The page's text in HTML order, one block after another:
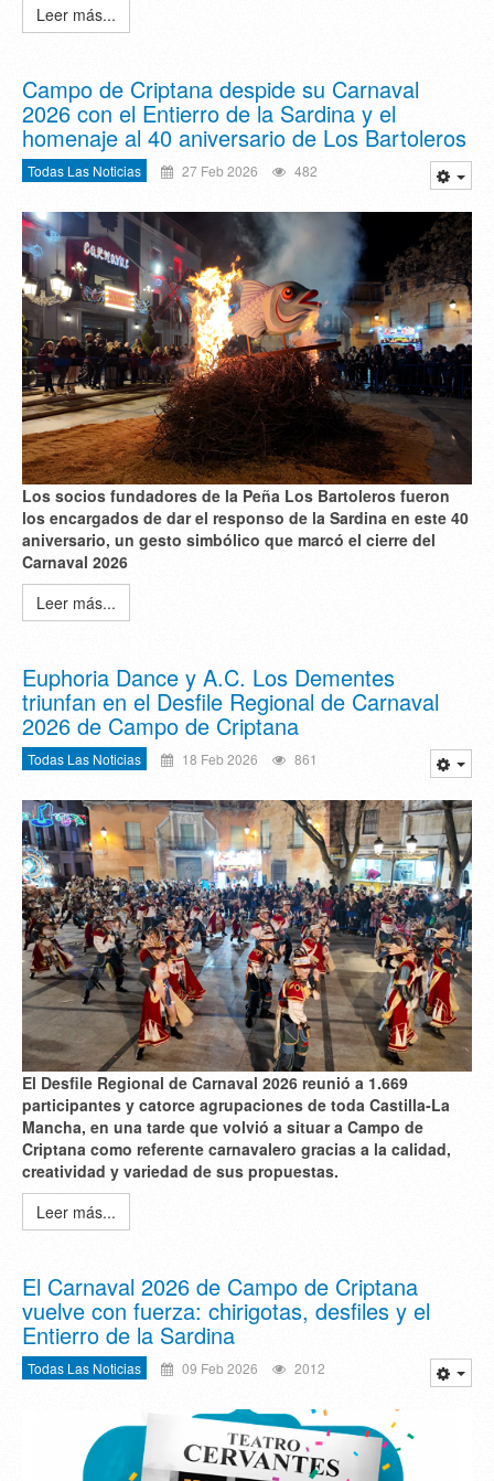
Leer más...
Campo de Criptana despide su Carnaval
2026 con el Entierro de la Sardina y el
homenaje al 40 aniversario de Los Bartoleros
Todas Las Noticias 27 Feb 2026 482
Los socios fundadores de la Peña Los Bartoleros fueron
los encargados de dar el responso de la Sardina en este 40
aniversario, un gesto simbólico que marcó el cierre del
Carnaval 2026
Leer más...
Euphoria Dance y A.C. Los Dementes
triunfan en el Desfile Regional de Carnaval
2026 de Campo de Criptana
Todas Las Noticias 18 Feb 2026 861
El Desfile Regional de Carnaval 2026 reunió a 1.669
participantes y catorce agrupaciones de toda Castilla‑La
Mancha, en una tarde que volvió a situar a Campo de
Criptana como referente carnavalero gracias a la calidad,
creatividad y variedad de sus propuestas.
Leer más...
El Carnaval 2026 de Campo de Criptana
vuelve con fuerza: chirigotas, desfiles y el
Entierro de la Sardina
Todas Las Noticias 09 Feb 2026 2012